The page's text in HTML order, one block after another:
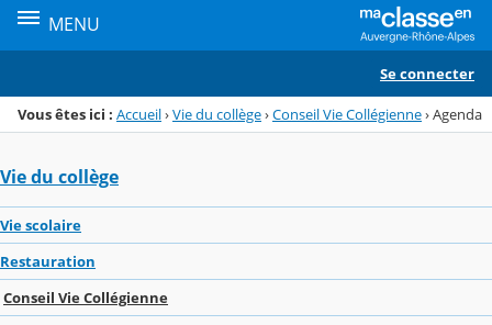
MENU
Se connecter
Vous êtes ici : Accueil›Vie du collège›Conseil Vie Collégienne›Agenda
Vie du collège
Vie scolaire
Restauration
Conseil Vie Collégienne